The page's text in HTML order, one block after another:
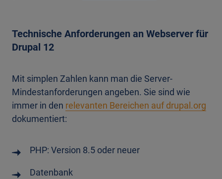
Technische Anforderungen an Webserver für
Drupal 12
Mit simplen Zahlen kann man die Server-
Mindestanforderungen angeben. Sie sind wie
immer in den relevanten Bereichen auf drupal.org
dokumentiert:
PHP: Version 8.5 oder neuer
Datenbank